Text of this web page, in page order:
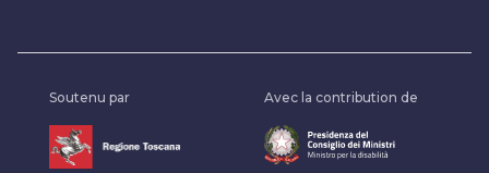
Soutenu par Avec la contribution de